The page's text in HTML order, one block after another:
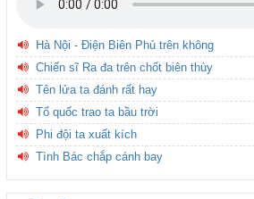
Hà Nội - Điện Biên Phủ trên không
Chiến sĩ Ra đa trên chốt biên thùy
Tên lửa ta đánh rất hay
Tổ quốc trao ta bầu trời
Phi đội ta xuất kích
Tình Bác chắp cánh bay